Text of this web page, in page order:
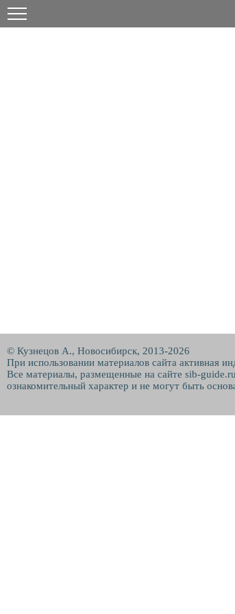
© Кузнецов А., Новосибирск, 2013-2026
При использовании материалов сайта активная
Все материалы, размещенные на сайте sib-
ознакомительный характер и не могут быть